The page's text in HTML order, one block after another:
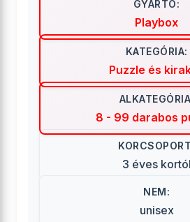
GYÁRTÓ:
Playbox
KATEGÓRIA:
Puzzle és
8 - 99 darabos
3 éves kortól
NEM:
unisex